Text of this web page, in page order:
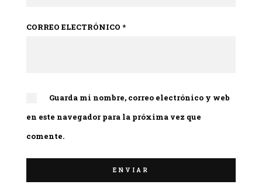
CORREO ELECTRÓNICO *
Guarda mi nombre, correo electrónico y web
en este navegador para la próxima vez que
comente.